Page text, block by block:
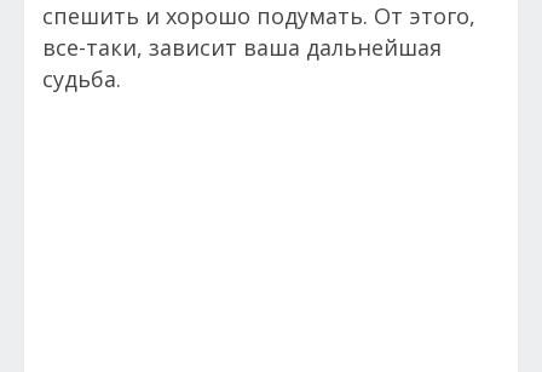
спешить и хорошо подумать. От этого,
все-таки, зависит ваша дальнейшая
судьба.